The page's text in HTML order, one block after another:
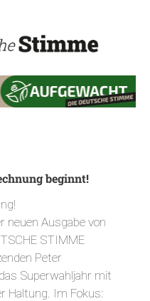
beginnt!
neuen Ausgabe von
STIMME
Peter
Superwahljahr mit
Haltung. Im Fokus: